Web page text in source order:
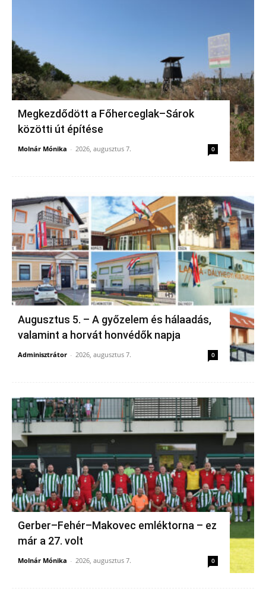
Megkezdődött a Főherceglak–Sárok
közötti út építése
Molnár Mónika - 2026, augusztus 7. 0
Augusztus 5. – A győzelem és hálaadás,
valamint a horvát honvédők napja
Adminisztrátor - 2026, augusztus 7. 0
Gerber–Fehér–Makovec emléktorna – ez
már a 27. volt
Molnár Mónika - 2026, augusztus 7. 0